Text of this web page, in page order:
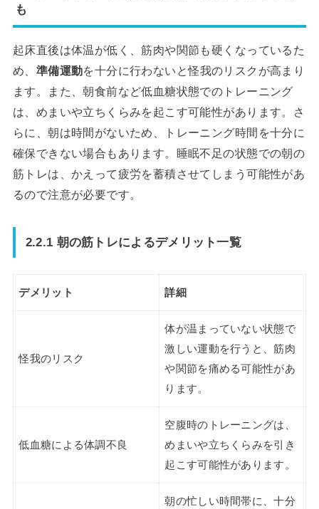
も
起床直後は体温が低く、筋肉や関節も硬くなっているた
め、 準備運動を十分に行わないと怪我のリスクが高まり
ます。また、朝食前など低血糖状態でのトレーニング
は、めまいや立ちくらみを起こす可能性があります。さ
らに、朝は時間がないため、トレーニング時間を十分に
確保できない場合もあります。睡眠不足の状態での朝の
筋トレは、かえって疲労を蓄積させてしまう可能性があ
るので注意が必要です。
2.2.1 朝の筋トレによるデメリット一覧
デメリット 詳細
怪我のリスク
体が温まっていない状態で
激しい運動を行うと、筋肉
や関節を痛める可能性があ
ります。
低血糖による体調不良
空腹時のトレーニングは、
めまいや立ちくらみを引き
起こす可能性があります。
朝の忙しい時間帯に、十分